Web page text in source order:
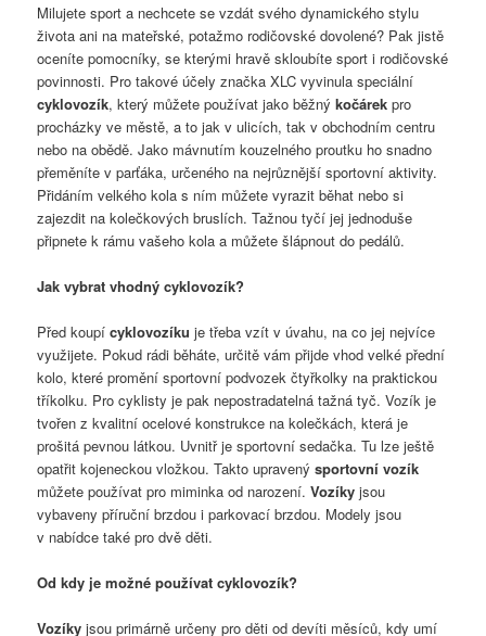
Milujete sport a nechcete se vzdát svého dynamického stylu
života ani na mateřské, potažmo rodičovské dovolené? Pak jistě
oceníte pomocníky, se kterými hravě skloubíte sport i rodičovské
povinnosti. Pro takové účely značka XLC vyvinula speciální
cyklovozík, který můžete používat jako běžnýkočárek pro
procházky ve městě, a to jak v ulicích, tak v obchodním centru
nebo na obědě. Jako mávnutím kouzelného proutku ho snadno
přeměníte v parťáka, určeného na nejrůznější sportovní aktivity.
Přidáním velkého kola s ním můžete vyrazit běhat nebo si
zajezdit na kolečkových bruslích. Tažnou tyčí jej jednoduše
připnete k rámu vašeho kola a můžete šlápnout do pedálů.
Jak vybrat vhodný cyklovozík?
Před koupícyklovozíku je třeba vzít v úvahu, na co jej nejvíce
využijete. Pokud rádi běháte, určitě vám přijde vhod velké přední
kolo, které promění sportovní podvozek čtyřkolky na praktickou
tříkolku. Pro cyklisty je pak nepostradatelná tažná tyč. Vozík je
tvořen z kvalitní ocelové konstrukce na kolečkách, která je
prošitá pevnou látkou. Uvnitř je sportovní sedačka. Tu lze ještě
opatřit kojeneckou vložkou. Takto upravenýsportovní vozík
můžete používat pro miminka od narození.Vozíky jsou
vybaveny příruční brzdou i parkovací brzdou. Modely jsou
v nabídce také pro dvě děti.
Od kdy je možné používat cyklovozík?
Vozíky jsou primárně určeny pro děti od devíti měsíců, kdy umí